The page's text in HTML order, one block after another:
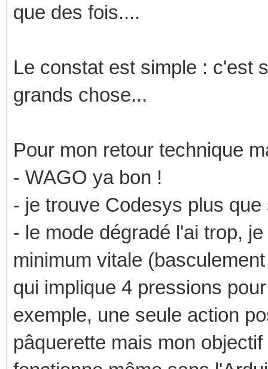
que des fois....
Le constat est simple : c'est
grands chose...
Pour mon retour technique
- WAGO ya bon !
- je trouve Codesys plus que
- le mode dégradé l'ai trop,
minimum vitale
qui implique 4 pressions
exemple, une seule action
pâquerette mais mon